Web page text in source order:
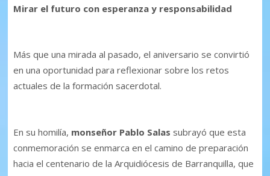
Mirar el futuro con esperanza y responsabilidad
Más que una mirada al pasado, el aniversario se convirtió
en una oportunidad para reflexionar sobre los retos
actuales de la formación sacerdotal.
En su homilía, monseñor Pablo Salas subrayó que esta
conmemoración se enmarca en el camino de preparación
hacia el centenario de la Arquidiócesis de Barranquilla, que